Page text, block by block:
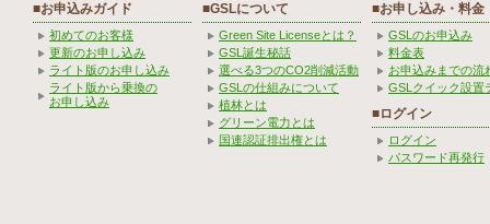
■お申込みガイド
初めてのお客様
更新のお申し込み
ライト版のお申し込み
ライト版から乗換の
お申し込み
■GSLについて
Green Site Licenseとは？
GSL誕生秘話
選べる3つのCO2削減活動
GSLの仕組みについて
植林とは
グリーン電力とは
国連認証排出権とは
■お申し込み・料金
GSLのお申込み
料金表
お申込みまでの流
GSLクイック設置
■ログイン
ログイン
パスワード再発行